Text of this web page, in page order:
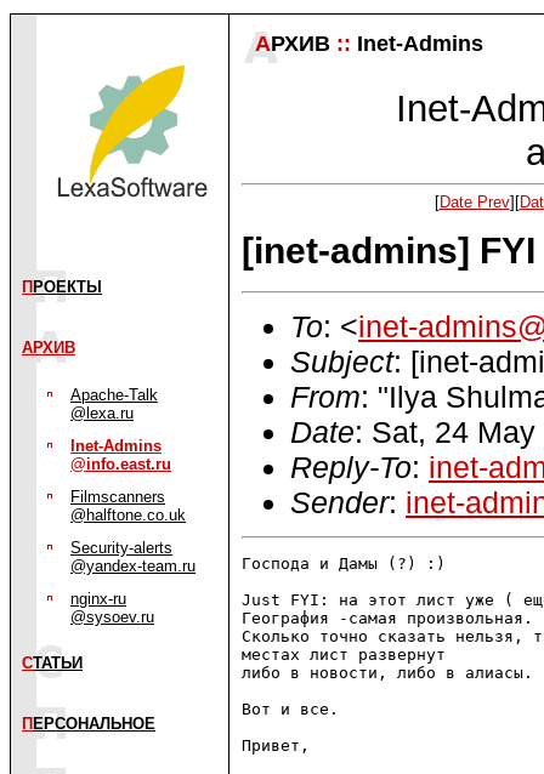
П РОЕКТЫ
АРХИВ
Apache-Talk
@lexa.ru
Inet-Admins
@info.east.ru
Filmscanners
@halftone.co.uk
Security-alerts
@yandex-team.ru
nginx-ru
@sysoev.ru
СТАТЬИ
П ЕРСОНАЛЬНОЕ
АРХИВ :: Inet-Admins
Inet-
[Date Prev][
[inet-admins] FYI
To: <inet-
Subject: [inet-
From: "Ilya
Date: Sat, 24
Reply-To: inet-
Sender: inet-
Господа и Дамы (?) :)
Just FYI: на этот лист уже (
География -самая произвольная.
Сколько точно сказать нельзя,
местах лист развернут
либо в новости, либо в алиасы.
Вот и все.
Привет,